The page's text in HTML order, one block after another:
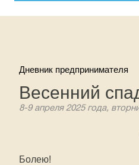
Дневник предпринимателя
Весенний
8-9 апреля 2025 года,
Болею!